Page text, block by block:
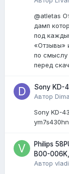
@atletas
дамп
под
«Отзывы»
по
перед
Sony KD-
Автор
Sony KD-
Philips
B00-
Автор